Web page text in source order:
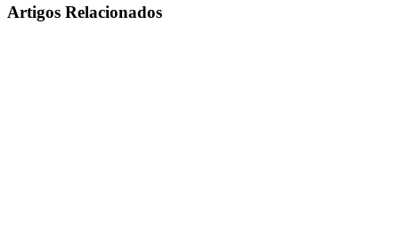
tratamentos
Ervas
para
Artigos Relacionados